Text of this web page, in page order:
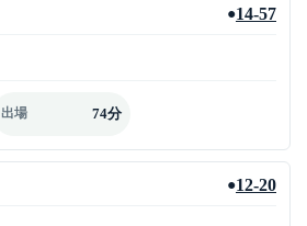
●14-57
出場 74分
●12-20